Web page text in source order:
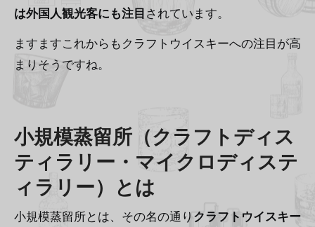
は外国人観光客にも注目 されています。
ますますこれからもクラフトウイスキーへの注目が高
まりそうですね。
小規模蒸留所（クラフトディス
ティラリー・マイクロディステ
ィラリー）とは
小規模蒸留所とは、その名の通り クラフトウイスキー